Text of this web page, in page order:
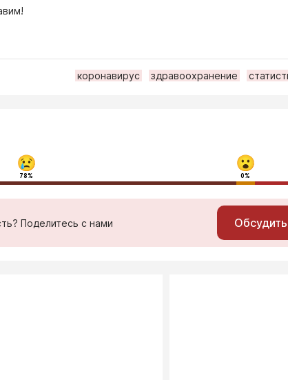
коронавирус здравоохранение
78% 0%
Поделитесь с нами